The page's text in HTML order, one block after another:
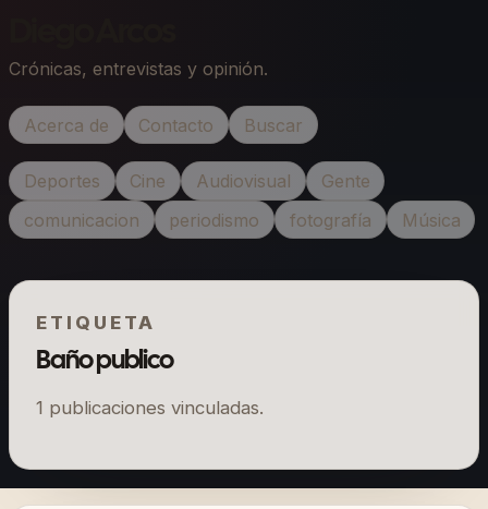
Crónicas, entrevistas y opinión.
Acerca de Contacto Buscar
Deportes Cine Audiovisual
Gente
comunicacion
periodismo fotografía Música
ETIQUETA
Baño publico
1 publicaciones vinculadas.